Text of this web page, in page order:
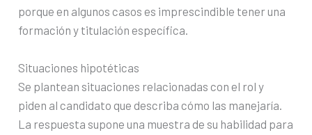
porque en algunos casos es imprescindible tener una
formación y titulación específica.
Situaciones hipotéticas
Se plantean situaciones relacionadas con el rol y
piden al candidato que describa cómo las manejaría.
La respuesta supone una muestra de su habilidad para